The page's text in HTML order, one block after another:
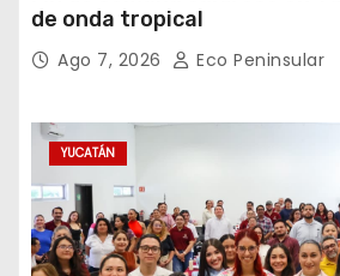
de onda tropical
Ago 7, 2026 Eco Peninsular
YUCATÁN